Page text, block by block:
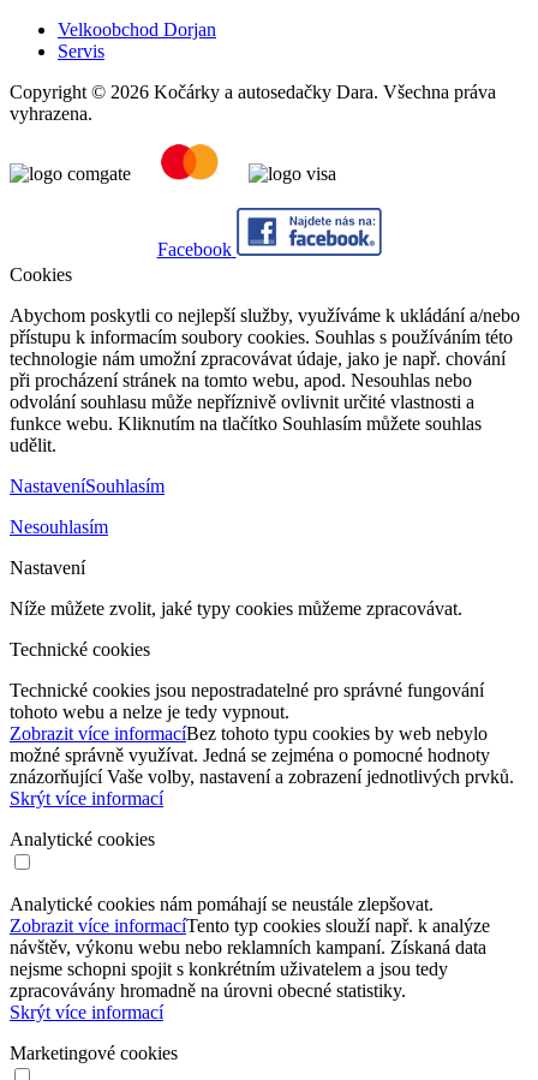
Velkoobchod Dorjan
Servis
Copyright © 2026 Kočárky a autosedačky Dara. Všechna práva
vyhrazena.
Facebook
Cookies
Abychom poskytli co nejlepší služby, využíváme k ukládání a/nebo
přístupu k informacím soubory cookies. Souhlas s používáním této
technologie nám umožní zpracovávat údaje, jako je např. chování
při procházení stránek na tomto webu, apod. Nesouhlas nebo
odvolání souhlasu může nepříznivě ovlivnit určité vlastnosti a
funkce webu. Kliknutím na tlačítko Souhlasím můžete souhlas
udělit.
NastaveníSouhlasím
Nesouhlasím
Nastavení
Níže můžete zvolit, jaké typy cookies můžeme zpracovávat.
Technické cookies
Technické cookies jsou nepostradatelné pro správné fungování
tohoto webu a nelze je tedy vypnout.
Zobrazit více informacíBez tohoto typu cookies by web nebylo
možné správně využívat. Jedná se zejména o pomocné hodnoty
znázorňující Vaše volby, nastavení a zobrazení jednotlivých prvků.
Skrýt více informací
Analytické cookies
Analytické cookies nám pomáhají se neustále zlepšovat.
Zobrazit více informacíTento typ cookies slouží např. k analýze
návštěv, výkonu webu nebo reklamních kampaní. Získaná data
nejsme schopni spojit s konkrétním uživatelem a jsou tedy
zpracovávány hromadně na úrovni obecné statistiky.
Skrýt více informací
Marketingové cookies